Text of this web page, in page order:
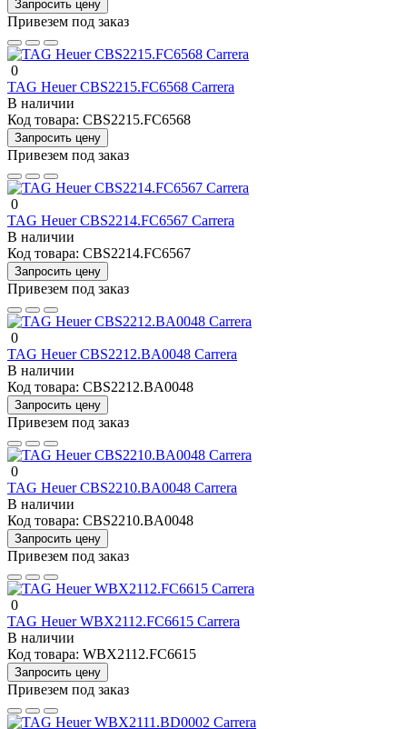
Запросить цену
Привезем под заказ
0
TAG Heuer CBS2215.FC6568 Carrera
В наличии
Код товара: CBS2215.FC6568
Запросить цену
Привезем под заказ
0
TAG Heuer CBS2214.FC6567 Carrera
В наличии
Код товара: CBS2214.FC6567
Запросить цену
Привезем под заказ
0
TAG Heuer CBS2212.BA0048 Carrera
В наличии
Код товара: CBS2212.BA0048
Запросить цену
Привезем под заказ
0
TAG Heuer CBS2210.BA0048 Carrera
В наличии
Код товара: CBS2210.BA0048
Запросить цену
Привезем под заказ
0
TAG Heuer WBX2112.FC6615 Carrera
В наличии
Код товара: WBX2112.FC6615
Запросить цену
Привезем под заказ